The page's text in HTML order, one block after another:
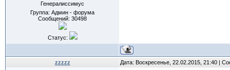
Генералиссимус
Группа: Админ - форума
Сообщений: 30498
Статус:
zzzzz Дата: Воскресенье, 22.02.2015, 21:40 |